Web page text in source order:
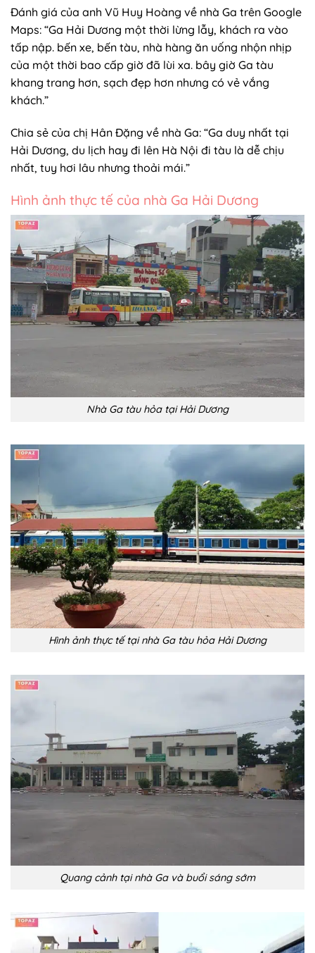
Đánh giá của anh Vũ Huy Hoàng về nhà Ga trên Google
Maps: “Ga Hải Dương một thời lừng lẫy, khách ra vào
tấp nập. bến xe, bến tàu, nhà hàng ăn uống nhộn nhịp
của một thời bao cấp giờ đã lùi xa. bây giờ Ga tàu
khang trang hơn, sạch đẹp hơn nhưng có vẻ vắng
khách.”
Chia sẻ của chị Hân Đặng về nhà Ga: “Ga duy nhất tại
Hải Dương, du lịch hay đi lên Hà Nội đi tàu là dễ chịu
nhất, tuy hơi lâu nhưng thoải mái.”
Hình ảnh thực tế của nhà Ga Hải Dương
Nhà Ga tàu hỏa tại Hải Dương
Hình ảnh thực tế tại nhà Ga tàu hỏa Hải Dương
Quang cảnh tại nhà Ga và buổi sáng sớm